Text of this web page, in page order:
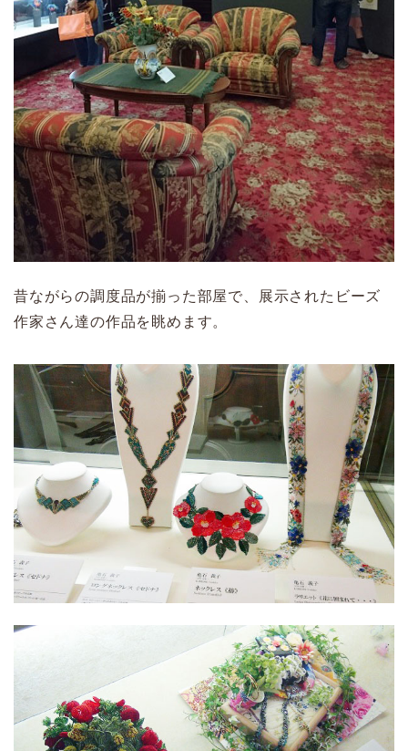
昔ながらの調度品が揃った部屋で、展示されたビーズ
作家さん達の作品を眺めます。